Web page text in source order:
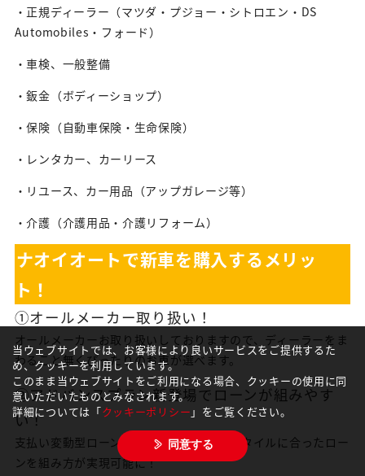
・正規ディーラー（マツダ・プジョー・シトロエン・DS
Automobiles・フォード）
・車検、一般整備
・鈑金（ボディーショップ）
・保険（自動車保険・生命保険）
・レンタカー、カーリース
・リユース、カー用品（アップガレージ等）
・介護（介護用品・介護リフォーム）
ナオイオートで新車を購入するメリッ
ト！
①オールメーカー取り扱い！
オールメーカーお取り扱いしておりますので、ディーラーをま
わること無くぴったりのお車が選べます。
②アドバンスプラン新登場でローンが組みやす
い！
支払い変動型ローンでそれぞれのライフスタイルに合ったロー
ンを組み方が実現可能に！
当ウェブサイトでは、お客様により良いサービスをご提供するた
め、クッキーを利用しています。
このまま当ウェブサイトをご利用になる場合、クッキーの使用に同
意いただいたものとみなされます。
詳細については「クッキーポリシー 」をご覧ください。
同意する